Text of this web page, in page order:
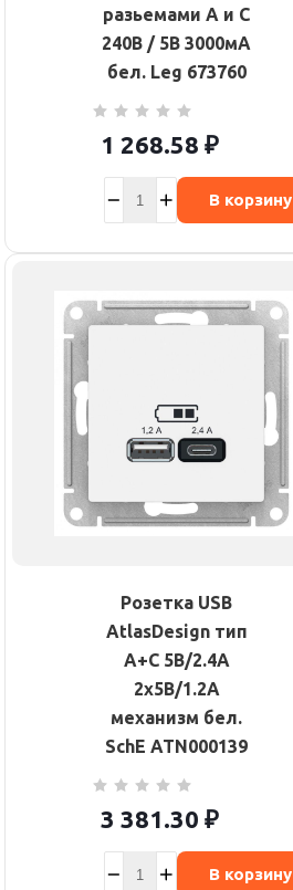
разьемами A и C
240В / 5В 3000мА
бел. Leg 673760
1 268.58 ₽
В корзину
Розетка USB
AtlasDesign тип
A+C 5В/2.4А
2х5В/1.2А
механизм бел.
SchE ATN000139
3 381.30 ₽
В корзину